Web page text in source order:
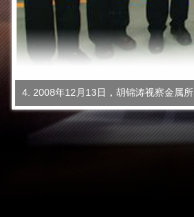
4. 2008年12月13日，胡锦涛视察金属所